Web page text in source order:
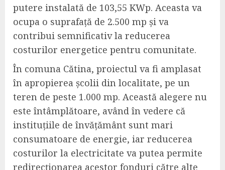
putere instalată de 103,55 KWp. Aceasta va
ocupa o suprafață de 2.500 mp și va
contribui semnificativ la reducerea
costurilor energetice pentru comunitate.
În comuna Cătina, proiectul va fi amplasat
în apropierea școlii din localitate, pe un
teren de peste 1.000 mp. Această alegere nu
este întâmplătoare, având în vedere că
instituțiile de învățământ sunt mari
consumatoare de energie, iar reducerea
costurilor la electricitate va putea permite
redirecționarea acestor fonduri către alte